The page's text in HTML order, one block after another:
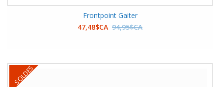
Frontpoint Gaiter
47,48$CA 94,95$CA
SOLDES